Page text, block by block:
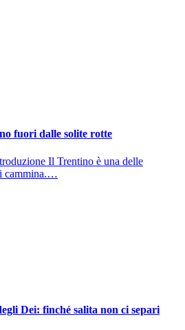
fuori dalle solite rotte
Il Trentino è una delle
cammina.…
Dei: finché salita non ci separi